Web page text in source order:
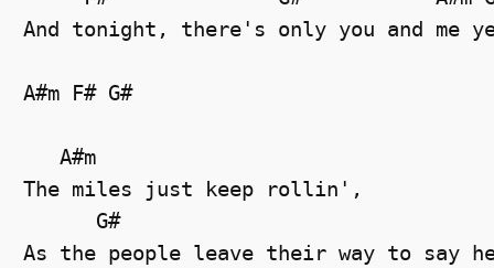
And tonight, there's only you and me
A#m F# G#
   A#m
The miles just keep rollin',
G#
As the people leave their way to say